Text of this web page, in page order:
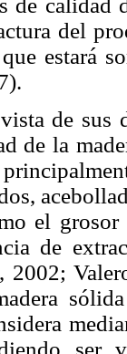
de calidad
del
estará
de sus
de la
el
de
2002;